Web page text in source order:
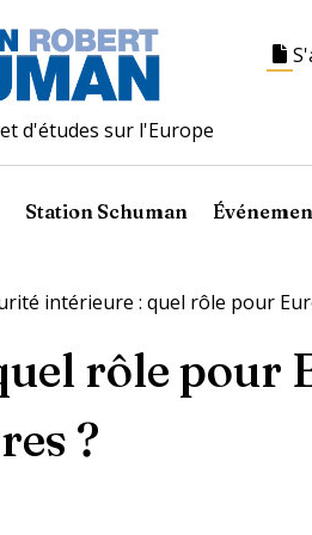
d'études sur l'Europe
Station Schuman
intérieure : quel rôle pour
rôle pour
?